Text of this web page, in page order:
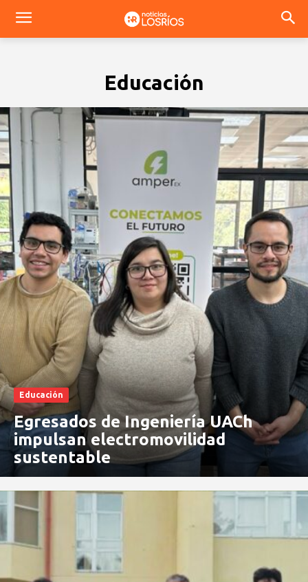
Educación
Educación
Egresados de Ingeniería UACh
impulsan electromovilidad
sustentable